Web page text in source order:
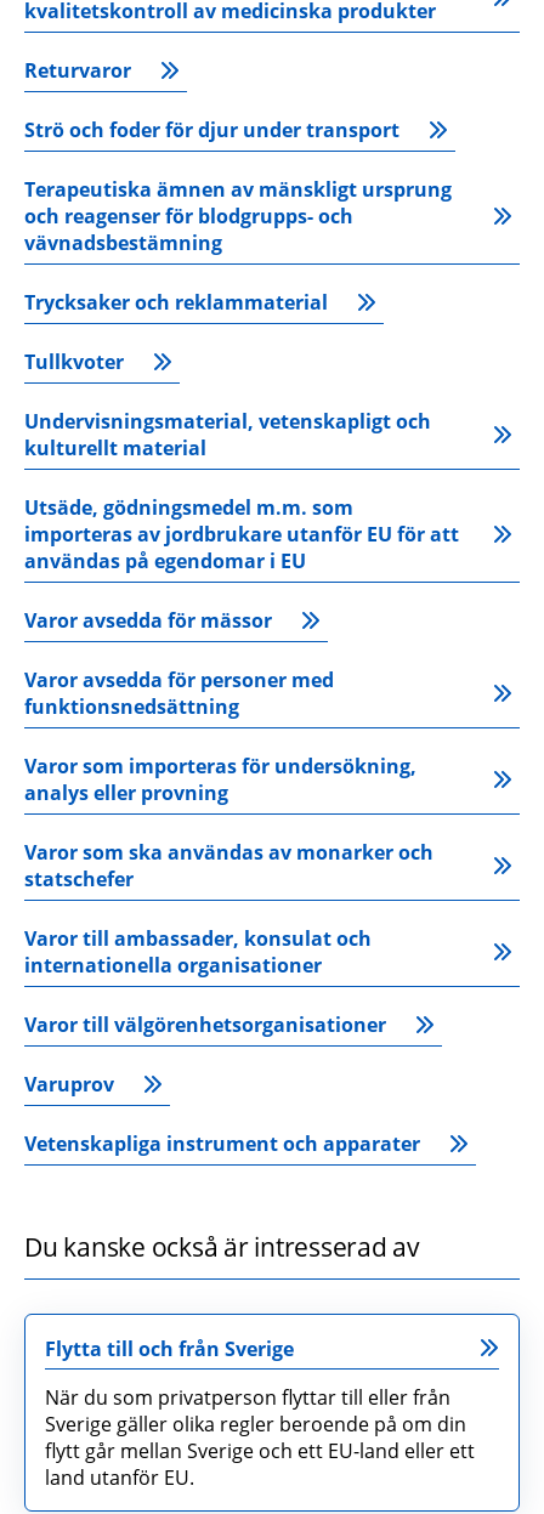
kvalitetskontroll av medicinska produkter
Returvaror
Strö och foder för djur under transport
Terapeutiska ämnen av mänskligt ursprung
och reagenser för blodgrupps- och
vävnadsbestämning
Trycksaker och reklammaterial
Tullkvoter
Undervisningsmaterial, vetenskapligt och
kulturellt material
Utsäde, gödningsmedel m.m. som
importeras av jordbrukare utanför EU för att
användas på egendomar i EU
Varor avsedda för mässor
Varor avsedda för personer med
funktionsnedsättning
Varor som importeras för undersökning,
analys eller provning
Varor som ska användas av monarker och
statschefer
Varor till ambassader, konsulat och
internationella organisationer
Varor till välgörenhetsorganisationer
Varuprov
Vetenskapliga instrument och apparater
Du kanske också är intresserad av
Flytta till och från Sverige
När du som privatperson flyttar till eller från
Sverige gäller olika regler beroende på om din
flytt går mellan Sverige och ett EU-land eller ett
land utanför EU.